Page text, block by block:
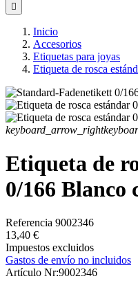

Inicio
Accesorios
Etiquetas para joyas
Etiqueta de rosca
keyboard_arrow_right
Etiqueta de
0/166 Blanco
Referencia 9002346
13,40 €
Impuestos excluidos
Gastos de envío no incluidos
Artículo Nr:9002346